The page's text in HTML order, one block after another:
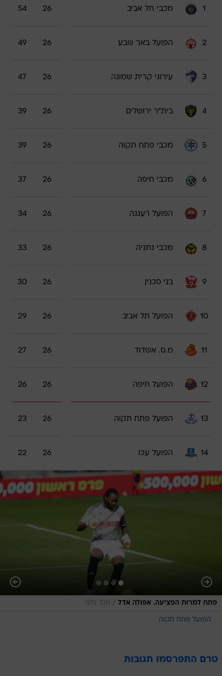
1 מכבי תל אביב 26
54
2 הפועל באר שבע 26
49
3 עירוני קרית שמונה 26
47
4 בית"ר ירושלים 26
39
5 מכבי פתח תקוה 26
39
6 מכבי חיפה 26
37
7 הפועל רעננה 26
34
8 מכבי נתניה 26
33
9 בני סכנין 26
30
10 הפועל תל אביב 26
29
11 מ.ס. אשדוד 26
27
12 הפועל חיפה 26
26
13 הפועל פתח תקוה 26
23
14 הפועל עכו 26
22
פתח למרות הפציעה. אפולה אדל / מגד גוזני
הפועל פתח תקוה
טרם התפרסמו תגובות